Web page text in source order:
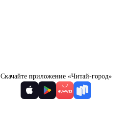
Скачайте приложение «Читай-город»